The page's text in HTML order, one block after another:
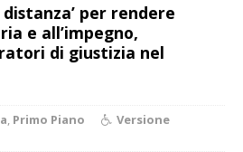
per rendere
e all’impegno,
di giustizia nel
, Primo Piano
Versione